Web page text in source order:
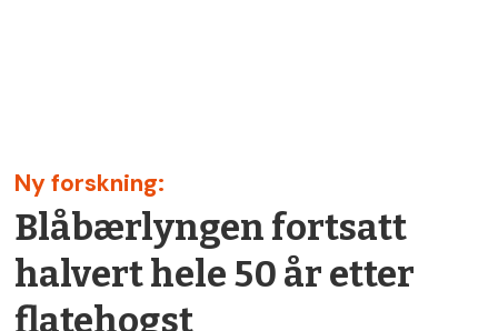
Ny forskning:
Blåbærlyngen fortsatt
halvert hele 50 år etter
flatehogst